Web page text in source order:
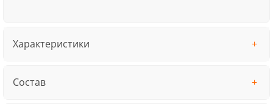
Характеристики
Состав